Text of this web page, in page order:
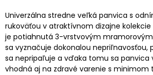
Univerzálna stredne veľká panvica s
rukoväťou v atraktívnom dizajne kolekcie
je potiahnutá 3-vrstvovým
sa vyznačuje dokonalou nepriľnavosťou,
sa nepripaľuje a vďaka tomu sa panvica
vhodná aj na zdravé varenie s minimom